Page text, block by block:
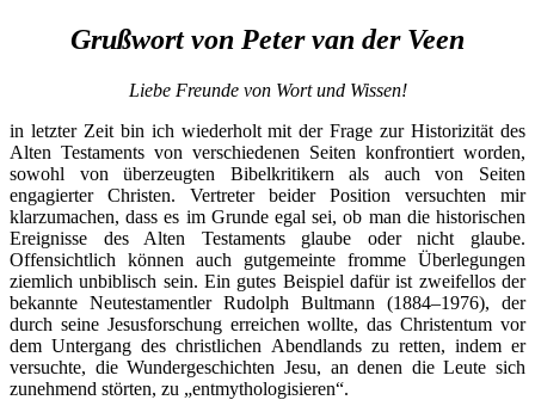
Grußwort von Peter van der Veen
Liebe Freunde von Wort und Wissen!
in letzter Zeit bin ich wiederholt mit der Frage zur Historizität des
Alten Testaments von verschiedenen Seiten konfrontiert worden,
sowohl von überzeugten Bibelkritikern als auch von Seiten
engagierter Christen. Vertreter beider Position versuchten mir
klarzumachen, dass es im Grunde egal sei, ob man die historischen
Ereignisse des Alten Testaments glaube oder nicht glaube.
Offensichtlich können auch gutgemeinte fromme Überlegungen
ziemlich unbiblisch sein. Ein gutes Beispiel dafür ist zweifellos der
bekannte Neutestamentler Rudolph Bultmann (1884–1976), der
durch seine Jesusforschung erreichen wollte, das Christentum vor
dem Untergang des christlichen Abendlands zu retten, indem er
versuchte, die Wundergeschichten Jesu, an denen die Leute sich
zunehmend störten, zu „entmythologisieren“.